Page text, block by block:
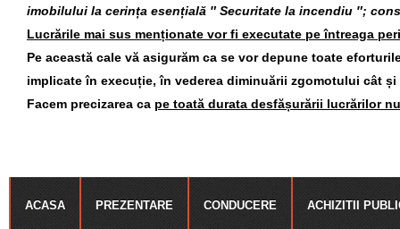
imobilului la cerința esențială ″ Securitate la incendiu ″;
Lucrările mai sus menționate vor fi executate pe întreaga
Pe această cale vă asigurăm ca se vor depune toate
implicate în execuție, în vederea diminuării zgomotului cât
Facem precizarea ca pe toată durata desfășurării lucrărilor
ACASA PREZENTARE CONDUCERE ACHIZITII